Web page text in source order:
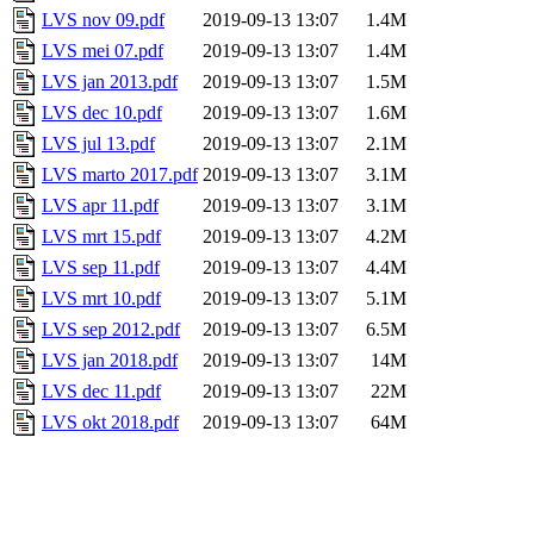
LVS nov 09.pdf
2019-09-13 13:07
1.4M
LVS mei 07.pdf
2019-09-13 13:07
1.4M
LVS jan 2013.pdf
2019-09-13 13:07
1.5M
LVS dec 10.pdf
2019-09-13 13:07
1.6M
LVS jul 13.pdf
2019-09-13 13:07
2.1M
LVS marto 2017.pdf 2019-09-13 13:07
3.1M
LVS apr 11.pdf
2019-09-13 13:07
3.1M
LVS mrt 15.pdf
2019-09-13 13:07
4.2M
LVS sep 11.pdf
2019-09-13 13:07
4.4M
LVS mrt 10.pdf
2019-09-13 13:07
5.1M
LVS sep 2012.pdf
2019-09-13 13:07
6.5M
LVS jan 2018.pdf
2019-09-13 13:07
14M
LVS dec 11.pdf
2019-09-13 13:07
22M
LVS okt 2018.pdf
2019-09-13 13:07 64M